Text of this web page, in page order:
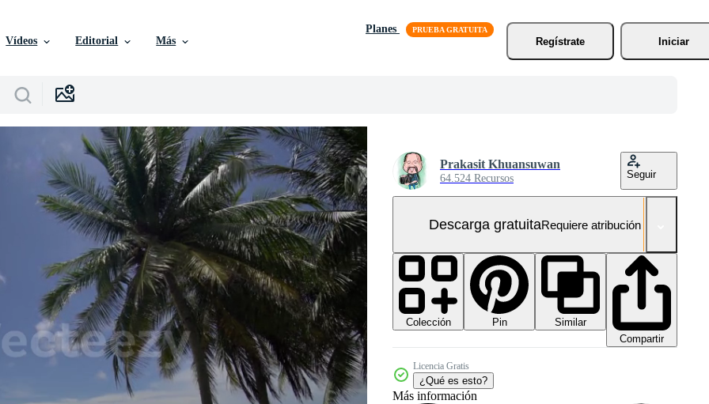
Vídeos Editorial Más
Planes
Regístrate
Iniciar
Prakasit Khuansuwan
64.524 Recursos Seguir
Descarga gratuitaRequiere atribución
Colección Pin
Similar
Compartir
Licencia Gratis
¿Qué es esto?
Más información